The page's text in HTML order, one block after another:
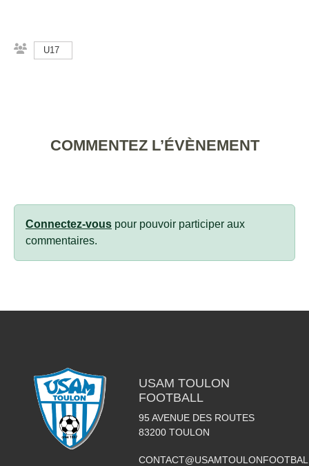
U17
COMMENTEZ L’ÉVÈNEMENT
Connectez-vous pour pouvoir participer aux
commentaires.
USAM TOULON
FOOTBALL
95 AVENUE DES ROUTES
83200 TOULON